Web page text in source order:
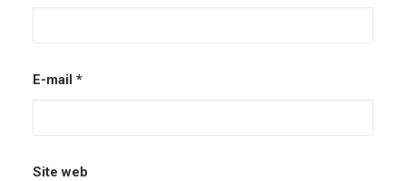
E-mail *
Site web